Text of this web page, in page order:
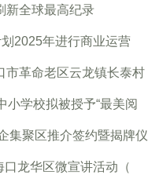
新全球最高纪录
2025年进行商业运营
市革命老区云龙镇长泰村
小学校拟被授予“最美阅
集聚区推介签约暨揭牌仪
口龙华区微宣讲活动（